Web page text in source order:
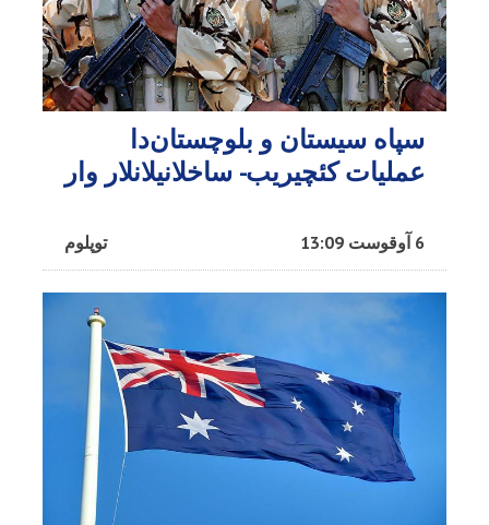
سپاه سیستان و بلوچستان‌دا
عملیات کئچیریب- ساخلانیلانلار وار
توپلوم 6 آوقوست 13:09